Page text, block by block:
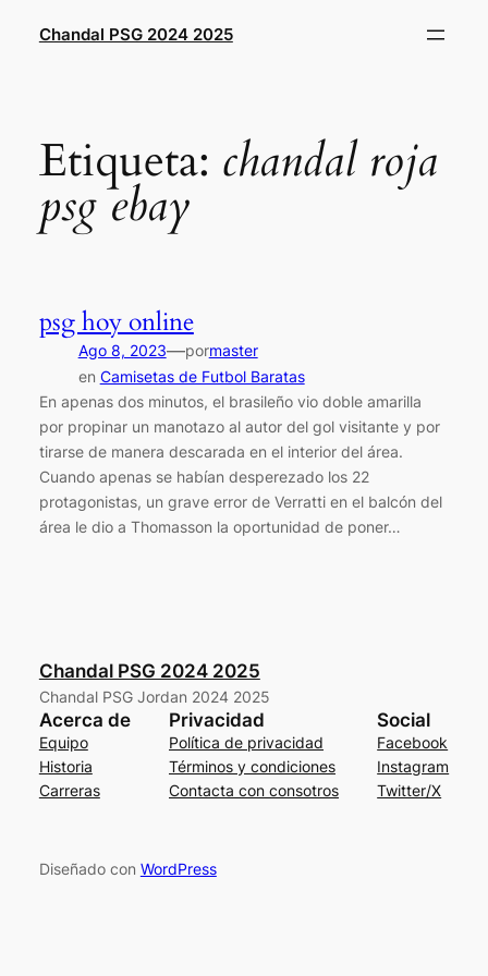
Chandal PSG 2024 2025
Etiqueta: chandal roja
psg ebay
psg hoy online
Ago 8, 2023—pormaster
en Camisetas de Futbol Baratas
En apenas dos minutos, el brasileño vio doble amarilla
por propinar un manotazo al autor del gol visitante y por
tirarse de manera descarada en el interior del área.
Cuando apenas se habían desperezado los 22
protagonistas, un grave error de Verratti en el balcón del
área le dio a Thomasson la oportunidad de poner…
Chandal PSG 2024 2025
Chandal PSG Jordan 2024 2025
Acerca de
Equipo
Historia
Carreras
Privacidad
Política de privacidad
Términos y condiciones
Contacta con consotros
Social
Facebook
Instagram
Twitter/X
Diseñado con WordPress